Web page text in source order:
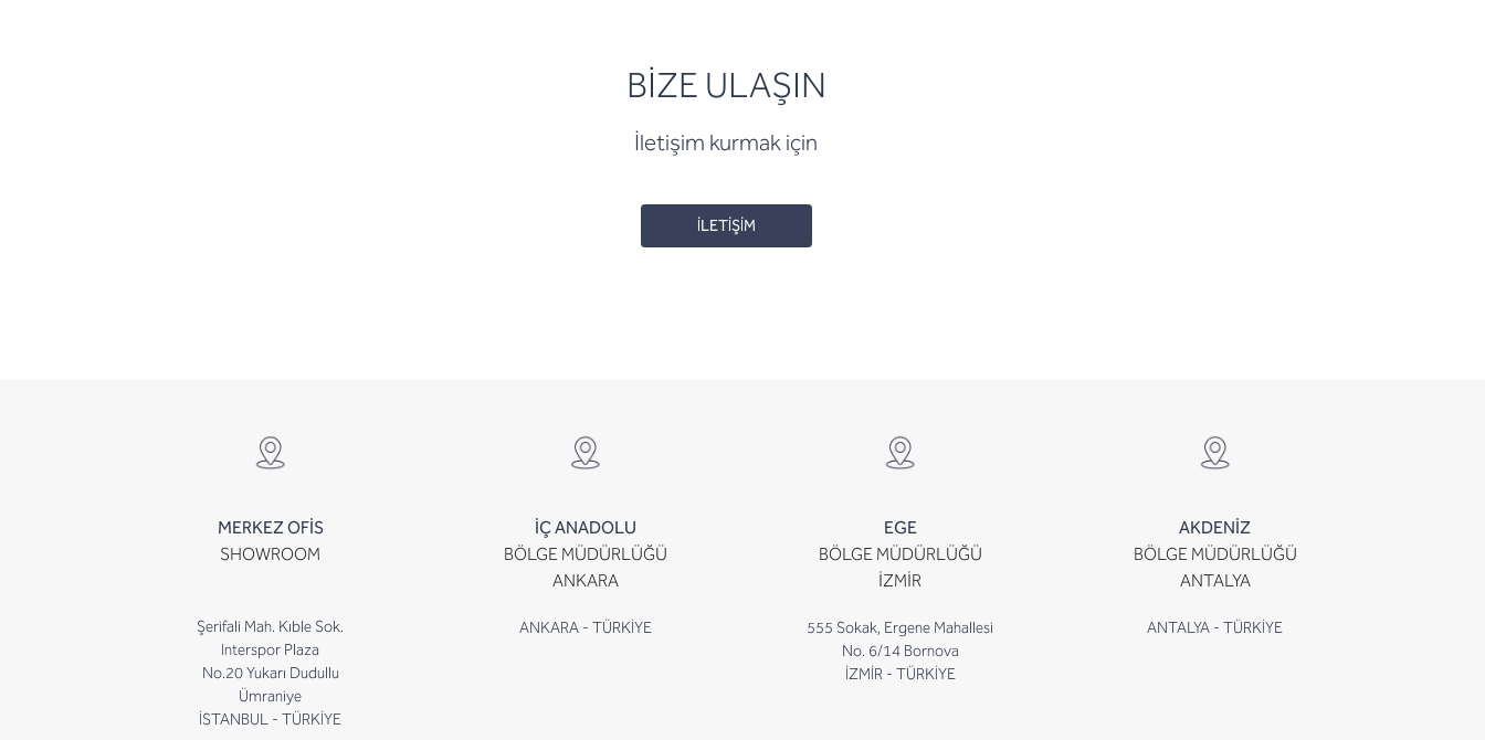
BİZE ULAŞIN
İletişim kurmak için
İLETİŞİM
MERKEZ OFİS
SHOWROOM
Şerifali Mah. Kıble Sok.
Interspor Plaza
No.20 Yukarı Dudullu
Ümraniye
İSTANBUL - TÜRKİYE
İÇ ANADOLU
BÖLGE MÜDÜRLÜĞÜ
ANKARA
ANKARA - TÜRKİYE
EGE
BÖLGE MÜDÜRLÜĞÜ
İZMİR
555 Sokak, Ergene Mahallesi
No. 6/14 Bornova
İZMİR - TÜRKİYE
AKDENİZ
BÖLGE MÜDÜRLÜĞÜ
ANTALYA
ANTALYA - TÜRKİYE